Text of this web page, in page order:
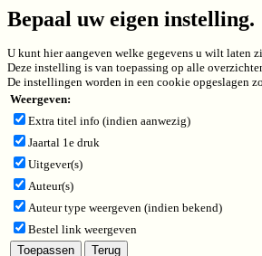
Bepaal uw eigen instelling.
U kunt hier aangeven welke gegevens u wilt laten
Deze instelling is van toepassing op alle
De instellingen worden in een cookie opgeslagen
Weergeven:
Extra titel info (indien aanwezig)
Jaartal 1e druk
Uitgever(s)
Auteur(s)
Auteur type weergeven (indien bekend)
Bestel link weergeven